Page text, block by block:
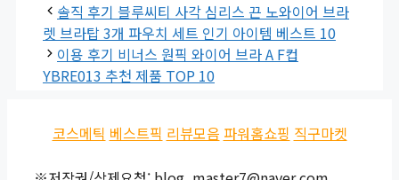
솔직 후기 블루씨티 사각 심리스 끈 노와이어 브라
렛 브라탑 3개 파우치 세트 인기 아이템 베스트 10
이용 후기 비너스 원픽 와이어 브라 A F컵
YBRE013 추천 제품 TOP 10
코스메틱 베스트픽 리뷰모음 파워홈쇼핑 직구마켓